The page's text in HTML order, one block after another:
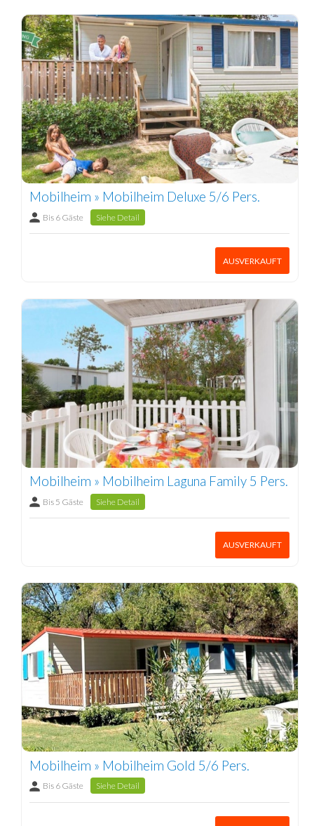
Mobilheim » Mobilheim Deluxe 5/6 Pers.
Bis 6 Gäste Siehe Detail
AUSVERKAUFT
Mobilheim » Mobilheim Laguna Family 5 Pers.
Bis 5 Gäste Siehe Detail
AUSVERKAUFT
Mobilheim » Mobilheim Gold 5/6 Pers.
Bis 6 Gäste Siehe Detail